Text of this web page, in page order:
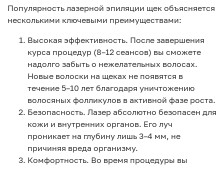
Популярность лазерной эпиляции щек объясняется
несколькими ключевыми преимуществами:
Высокая эффективность. После завершения
курса процедур (8–12 сеансов) вы сможете
надолго забыть о нежелательных волосах.
Новые волоски на щеках не появятся в
течение 5–10 лет благодаря уничтожению
волосяных фолликулов в активной фазе роста.
Безопасность. Лазер абсолютно безопасен для
кожи и внутренних органов. Его луч
проникает на глубину лишь 3–4 мм, не
причиняя вреда организму.
Комфортность. Во время процедуры вы